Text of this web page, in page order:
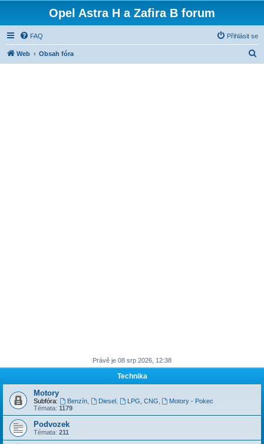
Opel Astra H a Zafira B forum
FAQ Přihlásit se
Web Obsah fóra
Právě je 08 srp 2026, 12:38
Technika
Motory
Subfóra: Benzín, Diesel, LPG, CNG
Motory - Pokec
Témata: 1179
Podvozek
Témata: 211